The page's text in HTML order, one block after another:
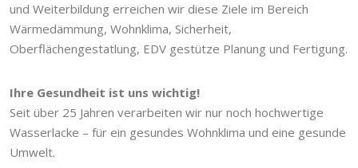
und Weiterbildung erreichen wir diese Ziele im Bereich
Wärmedämmung, Wohnklima, Sicherheit,
Oberflächengestatlung, EDV gestütze Planung und Fertigung.
Ihre Gesundheit ist uns wichtig!
Seit über 25 Jahren verarbeiten wir nur noch hochwertige
Wasserlacke – für ein gesundes Wohnklima und eine gesunde
Umwelt.